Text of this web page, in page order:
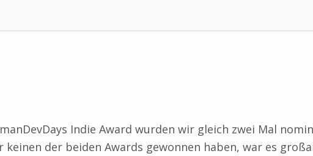
Indie Award wurden wir gleich zwei Mal
keinen der beiden Awards gewonnen haben, war es